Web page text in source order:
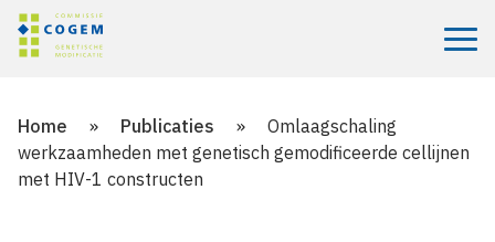
Menu
Home » Publicaties »
Omlaagschaling
werkzaamheden met genetisch gemodificeerde cellijnen
met HIV-1 constructen